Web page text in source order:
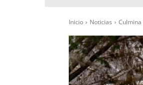
Inicio Noticias